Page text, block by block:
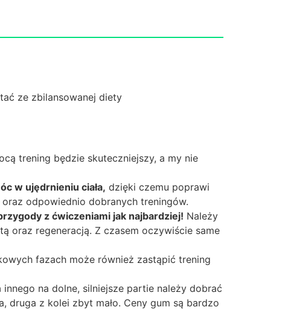
ze zbilansowanej diety
trening będzie skuteczniejszy, a my nie
w ujędrnieniu ciała, dzięki czemu poprawi
odpowiednio dobranych treningów.
z ćwiczeniami jak najbardziej! Należy
oraz regeneracją. Z czasem oczywiście same
fazach może również zastąpić trening
na dolne, silniejsze partie należy dobrać
z kolei zbyt mało. Ceny gum są bardzo